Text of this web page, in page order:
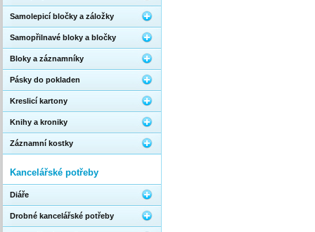
Samolepicí bločky a záložky
Samopřilnavé bloky a bločky
Bloky a záznamníky
Pásky do pokladen
Kreslicí kartony
Knihy a kroniky
Záznamní kostky
Kancelářské potřeby
Diáře
Drobné kancelářské potřeby